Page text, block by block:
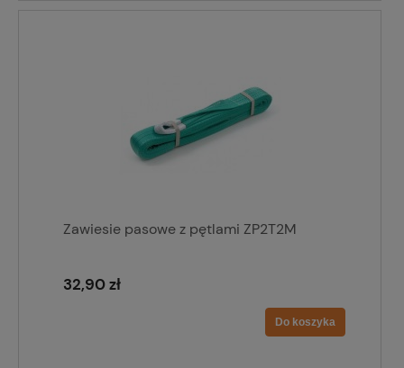
Zawiesie pasowe z pętlami ZP2T2M
32,90 zł
Do koszyka